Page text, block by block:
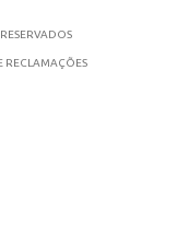
RECLAMAÇÕES